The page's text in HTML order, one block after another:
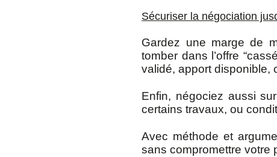
Sécuriser la négociation
Gardez une marge de
tomber dans l’offre
validé, apport disponible,
Enfin, négociez aussi
certains travaux, ou
Avec méthode et
sans compromettre votre